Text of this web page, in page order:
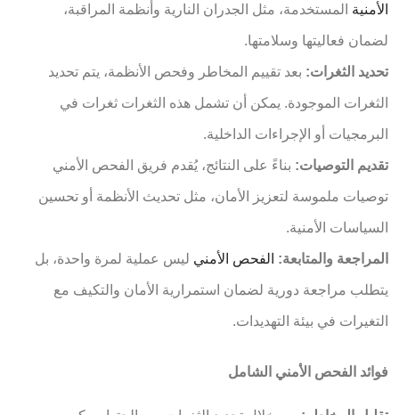
الأمنية المستخدمة، مثل الجدران النارية وأنظمة المراقبة،
لضمان فعاليتها وسلامتها.
تحديد الثغرات: بعد تقييم المخاطر وفحص الأنظمة، يتم تحديد
الثغرات الموجودة. يمكن أن تشمل هذه الثغرات ثغرات في
البرمجيات أو الإجراءات الداخلية.
تقديم التوصيات: بناءً على النتائج، يُقدم فريق الفحص الأمني
توصيات ملموسة لتعزيز الأمان، مثل تحديث الأنظمة أو تحسين
السياسات الأمنية.
المراجعة والمتابعة: الفحص الأمني ليس عملية لمرة واحدة، بل
يتطلب مراجعة دورية لضمان استمرارية الأمان والتكيف مع
التغيرات في بيئة التهديدات.
فوائد الفحص الأمني الشامل